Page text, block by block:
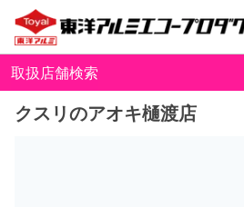
取扱店舗検索
クスリのアオキ樋渡店